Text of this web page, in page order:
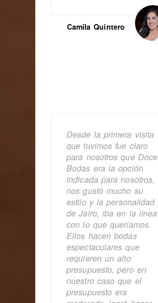
Camila Quintero
Desde la primera visita
que tuvimos fue claro
para nosotros que Doce
Bodas era la opción
indicada para nosotros,
nos gustó mucho su
estilo y la personalidad
de Jairo, iba en la línea
con lo que queríamos.
Ellos hacen bodas
espectaculares que
requieren un alto
presupuesto, pero en
nuestro caso que el
presupuesto era